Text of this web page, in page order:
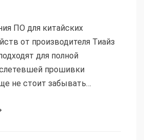
ПО для китайских
от производителя Тиайз
для полной
прошивки
не стоит забывать…